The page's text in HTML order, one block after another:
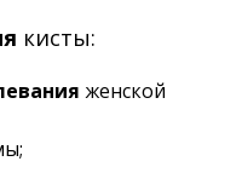
кисты:
женской